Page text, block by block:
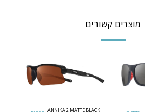
מוצרים קשורים
ANNIKA 2 MATTE BLACK